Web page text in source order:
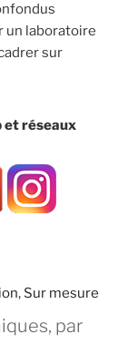
un laboratoire
sur
et réseaux
, Sur mesure
par